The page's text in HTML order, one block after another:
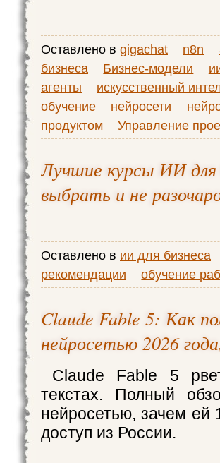
Оставлено в gigachat n8n
бизнеса
Бизнес-модели
агенты
искусственный
обучение
нейросети
продуктом
Управление
Лучшие курсы ИИ для
выбрать и не
Оставлено в ии для бизнеса
рекомендации
обучение
Claude Fable 5: Как
нейросетью 2026
Claude Fable 5
текстах. Полный
нейросетью, зачем ей
доступ из России.